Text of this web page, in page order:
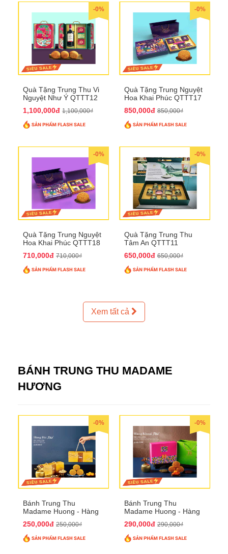
-0%
Quà Tặng Trung Thu Vi
Nguyệt Như Ý QTTT12
1,100,000đ 1,100,000₫
-0%
Quà Tặng Trung Nguyệt
Hoa Khai Phúc QTTT17
850,000đ 850,000₫
-0%
Quà Tặng Trung Nguyệt
Hoa Khai Phúc QTTT18
710,000đ 710,000₫
-0%
Quà Tặng Trung Thu
Tâm An QTTT11
650,000đ 650,000₫
Xem tất cả
BÁNH TRUNG THU MADAME
HƯƠNG
-0%
Bánh Trung Thu
Madame Huong - Hàng
250,000đ 250,000₫
-0%
Bánh Trung Thu
Madame Huong - Hàng
290,000đ 290,000₫